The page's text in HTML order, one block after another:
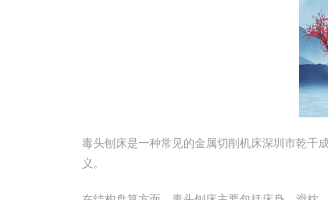
毒头刨床是一种常见的金属切削机床深圳市乾千
义。